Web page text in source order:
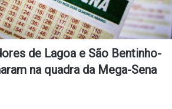
de Lagoa e São Bentinho-
na quadra da Mega-Sena